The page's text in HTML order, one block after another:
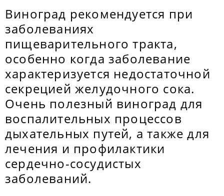
Виноград рекомендуется при
заболеваниях
пищеварительного тракта,
особенно когда заболевание
характеризуется недостаточной
секрецией желудочного сока.
Очень полезный виноград для
воспалительных процессов
дыхательных путей, а также для
лечения и профилактики
сердечно-сосудистых
заболеваний.